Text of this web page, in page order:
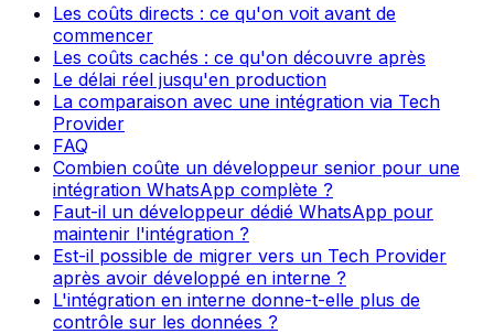
Les coûts directs : ce qu'on voit avant de
commencer
Les coûts cachés : ce qu'on découvre après
Le délai réel jusqu'en production
La comparaison avec une intégration via Tech
Provider
FAQ
Combien coûte un développeur senior pour une
intégration WhatsApp complète ?
Faut-il un développeur dédié WhatsApp pour
maintenir l'intégration ?
Est-il possible de migrer vers un Tech Provider
après avoir développé en interne ?
L'intégration en interne donne-t-elle plus de
contrôle sur les données ?